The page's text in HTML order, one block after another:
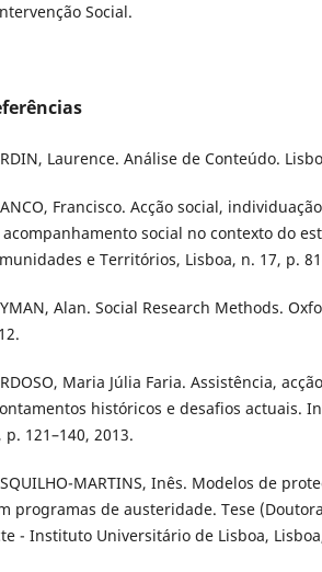
Social.
Laurence. Análise de Conteúdo.
Francisco. Acção social,
social no contexto do
e Territórios, Lisboa, n. 17, p.
Alan. Social Research Methods.
Maria Júlia Faria. Assistência,
históricos e desafios actuais.
p. 121–140, 2013.
MARTINS, Inês. Modelos de
programas de austeridade. Tese
- Instituto Universitário de Lisboa,